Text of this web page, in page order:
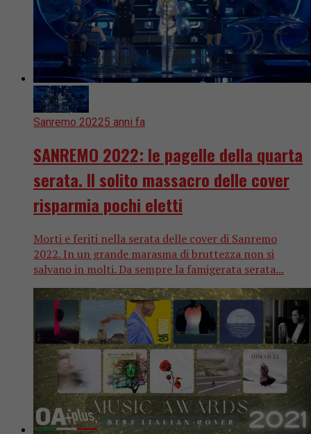
Sanremo 20225 anni fa
SANREMO 2022: le pagelle della quarta
serata. Il solito massacro delle cover
risparmia pochi eletti
Morti e feriti nella serata delle cover di Sanremo
2022. In un grande marasma di bruttezza non si
salvano in molti. Da sempre la famigerata serata...